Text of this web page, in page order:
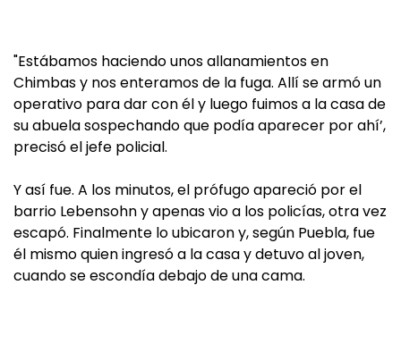
"Estábamos haciendo unos allanamientos en
Chimbas y nos enteramos de la fuga. Allí se armó un
operativo para dar con él y luego fuimos a la casa de
su abuela sospechando que podía aparecer por ahí’,
precisó el jefe policial.
Y así fue. A los minutos, el prófugo apareció por el
barrio Lebensohn y apenas vio a los policías, otra vez
escapó. Finalmente lo ubicaron y, según Puebla, fue
él mismo quien ingresó a la casa y detuvo al joven,
cuando se escondía debajo de una cama.